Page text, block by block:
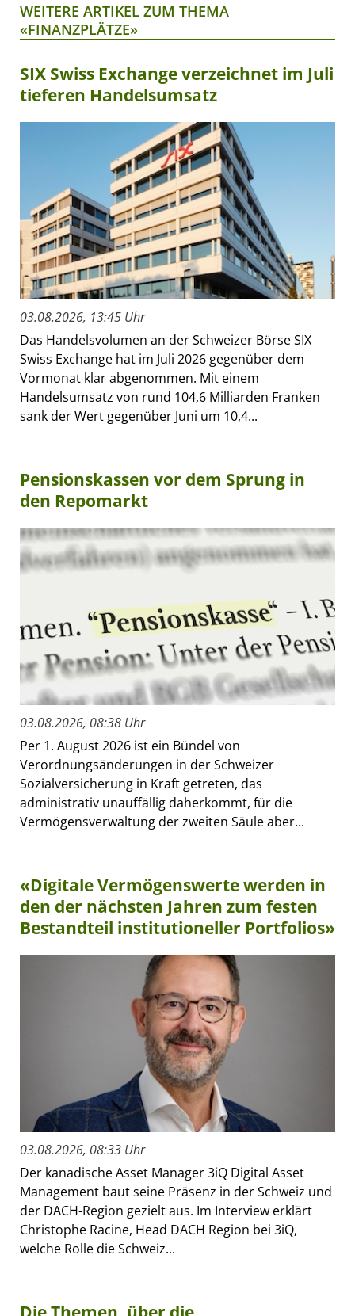
WEITERE ARTIKEL ZUM THEMA
«FINANZPLÄTZE»
SIX Swiss Exchange verzeichnet im Juli
tieferen Handelsumsatz
03.08.2026, 13:45 Uhr
Das Handelsvolumen an der Schweizer Börse SIX
Swiss Exchange hat im Juli 2026 gegenüber dem
Vormonat klar abgenommen. Mit einem
Handelsumsatz von rund 104,6 Milliarden Franken
sank der Wert gegenüber Juni um 10,4...
Pensionskassen vor dem Sprung in
den Repomarkt
03.08.2026, 08:38 Uhr
Per 1. August 2026 ist ein Bündel von
Verordnungsänderungen in der Schweizer
Sozialversicherung in Kraft getreten, das
administrativ unauffällig daherkommt, für die
Vermögensverwaltung der zweiten Säule aber...
«Digitale Vermögenswerte werden in
den der nächsten Jahren zum festen
Bestandteil institutioneller Portfolios»
03.08.2026, 08:33 Uhr
Der kanadische Asset Manager 3iQ Digital Asset
Management baut seine Präsenz in der Schweiz und
der DACH-Region gezielt aus. Im Interview erklärt
Christophe Racine, Head DACH Region bei 3iQ,
welche Rolle die Schweiz...